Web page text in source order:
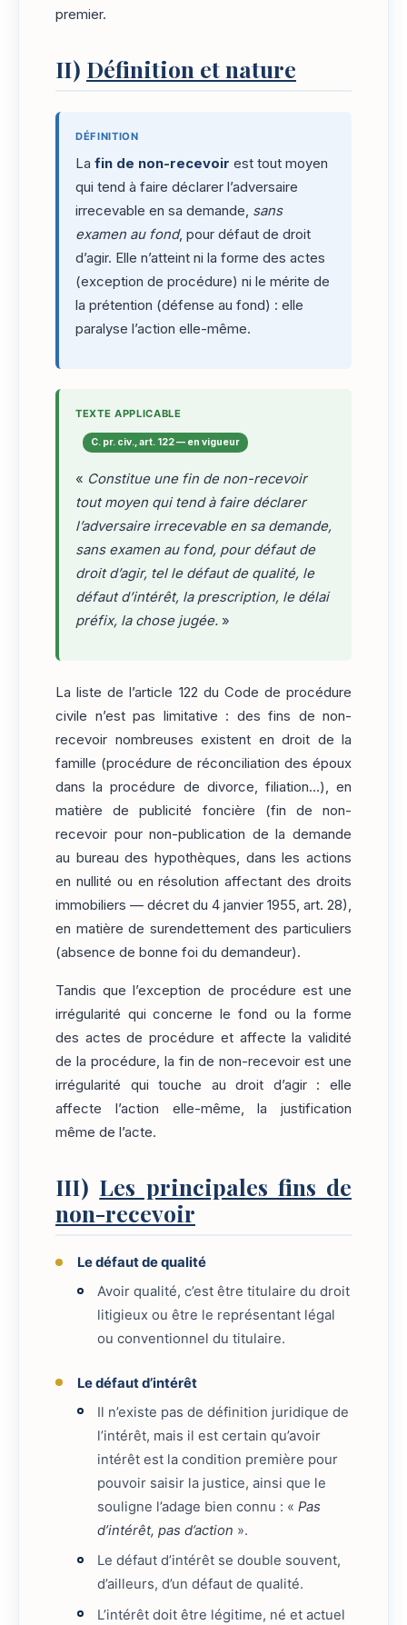
premier.
II) Définition et nature
DÉFINITION
La fin de non-recevoir est tout moyen
qui tend à faire déclarer l’adversaire
irrecevable en sa demande, sans
examen au fond, pour défaut de droit
d’agir. Elle n’atteint ni la forme des actes
(exception de procédure) ni le mérite de
la prétention (défense au fond) : elle
paralyse l’action elle-même.
TEXTE APPLICABLE
C. pr. civ., art. 122 — en vigueur
« Constitue une fin de non-recevoir
tout moyen qui tend à faire déclarer
l’adversaire irrecevable en sa demande,
sans examen au fond, pour défaut de
droit d’agir, tel le défaut de qualité, le
défaut d’intérêt, la prescription, le délai
préfix, la chose jugée. »
La liste de l’article 122 du Code de procédure
civile n’est pas limitative : des fins de non-
recevoir nombreuses existent en droit de la
famille (procédure de réconciliation des époux
dans la procédure de divorce, filiation…), en
matière de publicité foncière (fin de non-
recevoir pour non-publication de la demande
au bureau des hypothèques, dans les actions
en nullité ou en résolution affectant des droits
immobiliers — décret du 4 janvier 1955, art. 28),
en matière de surendettement des particuliers
(absence de bonne foi du demandeur).
Tandis que l’exception de procédure est une
irrégularité qui concerne le fond ou la forme
des actes de procédure et affecte la validité
de la procédure, la fin de non-recevoir est une
irrégularité qui touche au droit d’agir : elle
affecte l’action elle-même, la justification
même de l’acte.
III) Les principales fins de
non-recevoir
Le défaut de qualité
Avoir qualité, c’est être titulaire du droit
litigieux ou être le représentant légal
ou conventionnel du titulaire.
Le défaut d’intérêt
Il n’existe pas de définition juridique de
l’intérêt, mais il est certain qu’avoir
intérêt est la condition première pour
pouvoir saisir la justice, ainsi que le
souligne l’adage bien connu : «Pas
d’intérêt, pas d’action ».
Le défaut d’intérêt se double souvent,
d’ailleurs, d’un défaut de qualité.
L’intérêt doit être légitime, né et actuel